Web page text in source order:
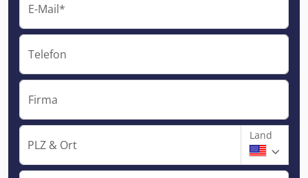
E-Mail*
Telefon
Firma
PLZ & Ort
Land